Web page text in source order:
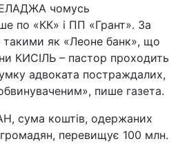
чомусь
по «КК» і ПП «Грант». За
як «Леоне банк», що
КИСІЛЬ – пастор проходить
адвоката постраждалих,
пише газета.
сума коштів, одержаних
громадян, перевищує 100 млн.